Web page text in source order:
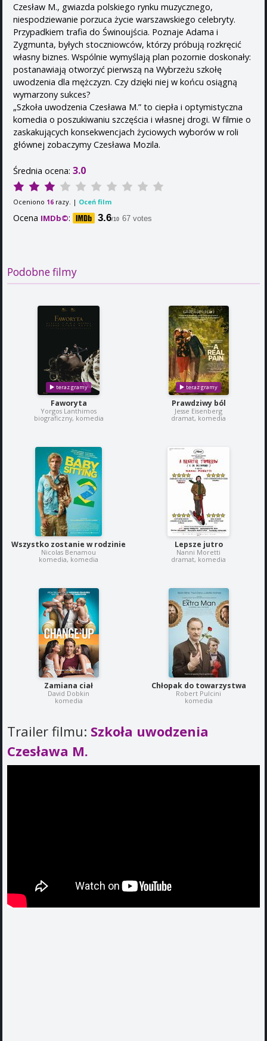
Czesław M., gwiazda polskiego rynku muzycznego,
niespodziewanie porzuca życie warszawskiego celebryty.
Przypadkiem trafia do Świnoujścia. Poznaje Adama i
Zygmunta, byłych stoczniowców, którzy próbują rozkręcić
własny biznes. Wspólnie wymyślają plan pozornie doskonały:
postanawiają otworzyć pierwszą na Wybrzeżu szkołę
uwodzenia dla mężczyzn. Czy dzięki niej w końcu osiągną
wymarzony sukces?
„Szkoła uwodzenia Czesława M.” to ciepła i optymistyczna
komedia o poszukiwaniu szczęścia i własnej drogi. W filmie o
zaskakujących konsekwencjach życiowych wyborów w roli
głównej zobaczymy Czesława Mozila.
Średnia ocena: 3.0
Oceniono 16 razy. | Oceń film
Ocena IMDb©: 3.6/10 67 votes
Podobne filmy
Faworyta
Yorgos Lanthimos
biograficzny, komedia
Prawdziwy ból
Jesse Eisenberg
dramat, komedia
Wszystko zostanie w rodzinie
Nicolas Benamou
komedia, komedia
Lepsze jutro
Nanni Moretti
dramat, komedia
Zamiana ciał
David Dobkin
komedia
Chłopak do towarzystwa
Robert Pulcini
komedia
Trailer filmu: Szkoła uwodzenia
Czesława M.